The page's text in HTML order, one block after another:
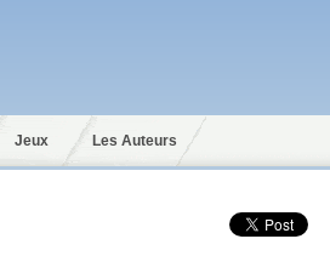
Jeux Les Auteurs